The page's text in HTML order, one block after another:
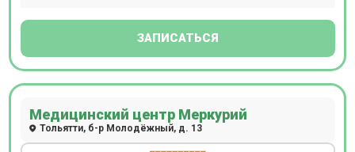
ЗАПИСАТЬСЯ
Медицинский центр Меркурий
Тольятти, б-р Молодёжный, д. 13